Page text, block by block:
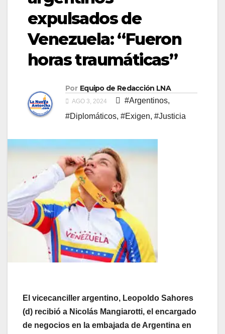
expulsados de
Venezuela: “Fueron
horas traumáticas”
Por Equipo de Redacción LNA
AGO 3, 2024 #Argentinos,
#Diplomáticos, #Exigen, #Justicia
El vicecanciller argentino, Leopoldo Sahores
(d) recibió a Nicolás Mangiarotti, el encargado
de negocios en la embajada de Argentina en